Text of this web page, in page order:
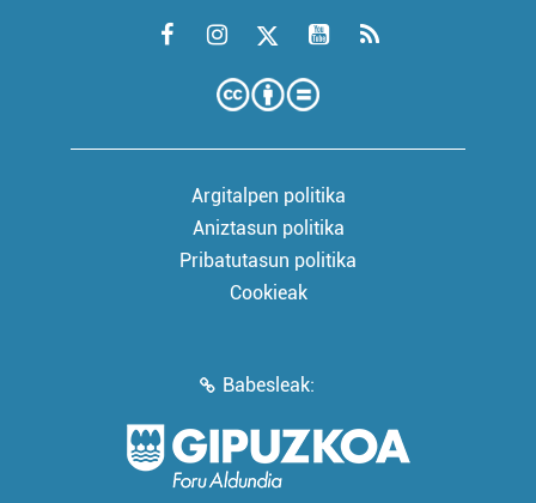
Argitalpen politika
Aniztasun politika
Pribatutasun politika
Cookieak
Babesleak: